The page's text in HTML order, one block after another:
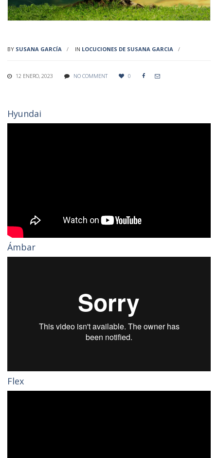
BY SUSANA GARCÍA IN LOCUCIONES DE SUSANA GARCIA
12 ENERO, 2023 NO COMMENT 0  
Hyundai
Ámbar
Flex